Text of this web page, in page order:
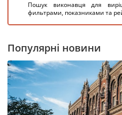
Пошук виконавця для
фильтрами, показниками та
Популярні новини